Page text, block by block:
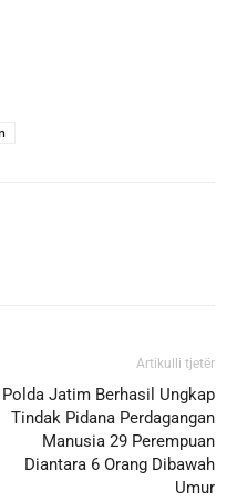
Artikulli tjetër
Polda Jatim Berhasil Ungkap
Tindak Pidana Perdagangan
Manusia 29 Perempuan
Diantara 6 Orang Dibawah
Umur